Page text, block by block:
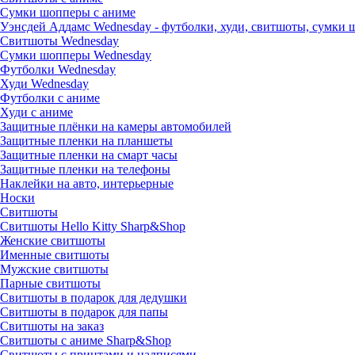
Сумки шопперы с аниме
Уэнсдей Аддамс Wednesday - футболки, худи, свитшоты, сумки
Свитшоты Wednesday
Сумки шопперы Wednesday
Футболки Wednesday
Худи Wednesday
Футболки с аниме
Худи с аниме
Защитные плёнки на камеры автомобилей
Защитные пленки на планшеты
Защитные пленки на смарт часы
Защитные пленки на телефоны
Наклейки на авто, интерьерные
Носки
Свитшоты
Cвитшоты Hello Kitty Sharp&Shop
Женские свитшоты
Именные свитшоты
Мужские свитшоты
Парные свитшоты
Свитшоты в подарок для дедушки
Свитшоты в подарок для папы
Свитшоты на заказ
Свитшоты с аниме Sharp&Shop